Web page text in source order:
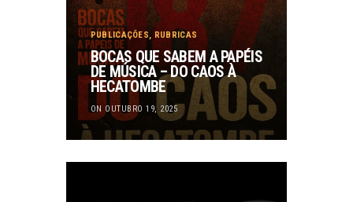
PUBLICAÇÕES, RUBRICAS
BOCAS QUE SABEM A PAPÉIS
DE MÚSICA – DO CAOS À
HECATOMBE
ON OUTUBRO 19, 2025